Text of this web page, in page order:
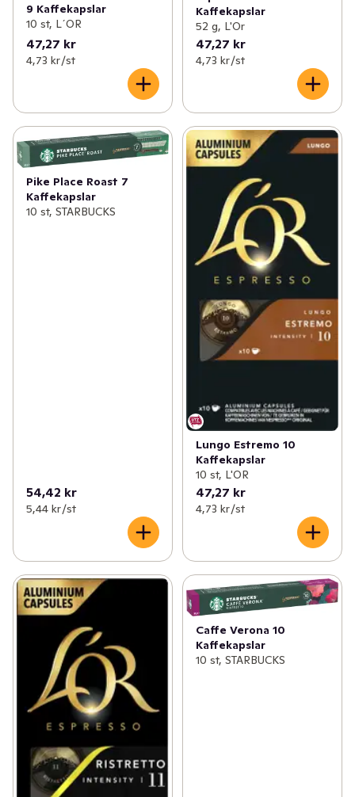
9 Kaffekapslar
10 st, L´OR
47,27 kr
4,73 kr /st
Kaffekapslar
52 g, L'Or
47,27 kr
4,73 kr /st
Pike Place Roast 7
Kaffekapslar
10 st, STARBUCKS
54,42 kr
5,44 kr /st
Lungo Estremo 10
Kaffekapslar
10 st, L'OR
47,27 kr
4,73 kr /st
Caffe Verona 10
Kaffekapslar
10 st, STARBUCKS